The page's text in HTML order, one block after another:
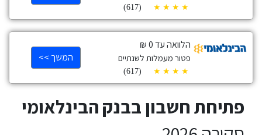
(617)
הלוואה עד 0 ₪
פטור מעמלות לשנתיים
(617)
המשך >>
פתיחת חשבון בבנק הבינלאומי